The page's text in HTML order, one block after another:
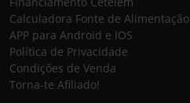
Calculadora Fonte de Alimentação
APP para Android e IOS
Política de Privacidade
Condições de Venda
Torna-te Afiliado!